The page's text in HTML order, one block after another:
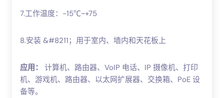
7.工作温度：-15℃~+75
8.安装 &#8211；用于室内、墙内和天花板上
应用：
计算机、路由器、VoIP 电话、IP 摄像机、打印
机、游戏机、路由器、以太网扩展器、交换箱、PoE 设
备等。